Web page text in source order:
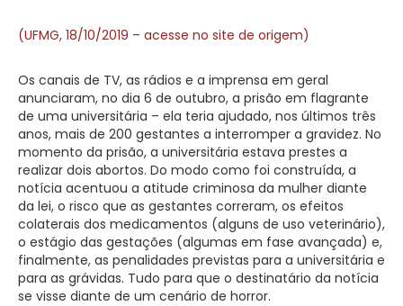
(UFMG, 18/10/2019 – acesse no site de origem)
Os canais de TV, as rádios e a imprensa em geral
anunciaram, no dia 6 de outubro, a prisão em flagrante
de uma universitária – ela teria ajudado, nos últimos três
anos, mais de 200 gestantes a interromper a gravidez. No
momento da prisão, a universitária estava prestes a
realizar dois abortos. Do modo como foi construída, a
notícia acentuou a atitude criminosa da mulher diante
da lei, o risco que as gestantes correram, os efeitos
colaterais dos medicamentos (alguns de uso veterinário),
o estágio das gestações (algumas em fase avançada) e,
finalmente, as penalidades previstas para a universitária e
para as grávidas. Tudo para que o destinatário da notícia
se visse diante de um cenário de horror.